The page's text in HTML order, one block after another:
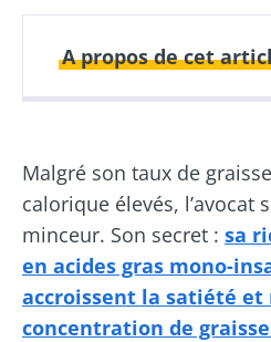
A propos de cet
Malgré son taux de
calorique élevés, l’avocat
minceur. Son secret : sa
en acides gras mono-
accroissent la satiété et
concentration de